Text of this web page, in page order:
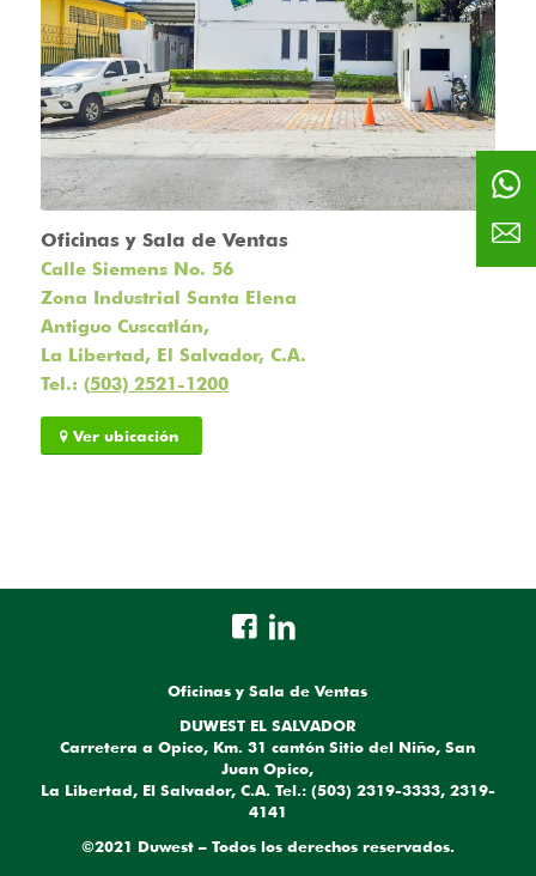
Oficinas y Sala de Ventas
Calle Siemens No. 56
Zona Industrial Santa Elena
Antiguo Cuscatlán,
La Libertad, El Salvador, C.A.
Tel.: (503) 2521-1200
Ver ubicación
Oficinas y Sala de Ventas
DUWEST EL SALVADOR
Carretera a Opico, Km. 31 cantón Sitio del Niño, San
Juan Opico,
La Libertad, El Salvador, C.A. Tel.: (503) 2319-3333, 2319-
4141
©2021 Duwest – Todos los derechos reservados.